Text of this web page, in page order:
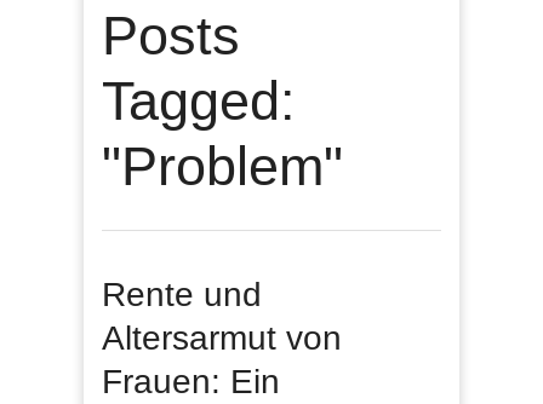
Posts
Tagged:
"Problem"
Rente und
Altersarmut von
Frauen: Ein